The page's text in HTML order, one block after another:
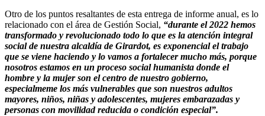
Otro de los puntos resaltantes de esta entrega de informe anual, es lo
relacionado con el área de Gestión Social, “durante el 2022 hemos
transformado y revolucionado todo lo que es la atención integral
social de nuestra alcaldía de Girardot, es exponencial el trabajo
que se viene haciendo y lo vamos a fortalecer mucho más, porque
nosotros estamos en un proceso social humanista donde el
hombre y la mujer son el centro de nuestro gobierno,
especialmeme los más vulnerables que son nuestros adultos
mayores, niños, niñas y adolescentes, mujeres embarazadas y
personas con movilidad reducida o condición especial”.